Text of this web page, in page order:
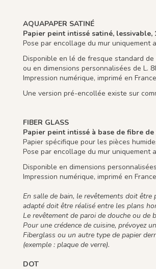
AQUAPAPER SATINÉ
Papier peint intissé satiné, lessivable,
Pose par encollage du mur uniquement
Disponible en lé de fresque standard de
ou en dimensions personnalisées de L.
Impression numérique, imprimé en
Une version pré-encollée existe sur
FIBER GLASS
Papier peint intissé à base de fibre
Papier spécifique pour les pièces
Pose par encollage du mur uniquement
Disponible en dimensions
Impression numérique, imprimé en
En salle de bain, le revêtements doit
adapté doit être réalisé entre les plans
Le revêtement de paroi de douche ou de
Pour une crédence de cuisine, prévoyez
Fiberglass ou un autre type de papier
(exemple : plaque de verre).
DOT